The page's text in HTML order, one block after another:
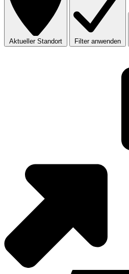
Aktueller Standort Filter anwenden